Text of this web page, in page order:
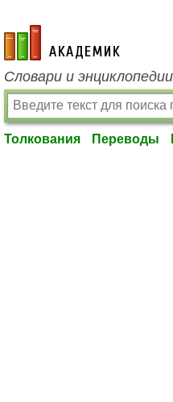
academic.ru
Словари и
Толкования Переводы